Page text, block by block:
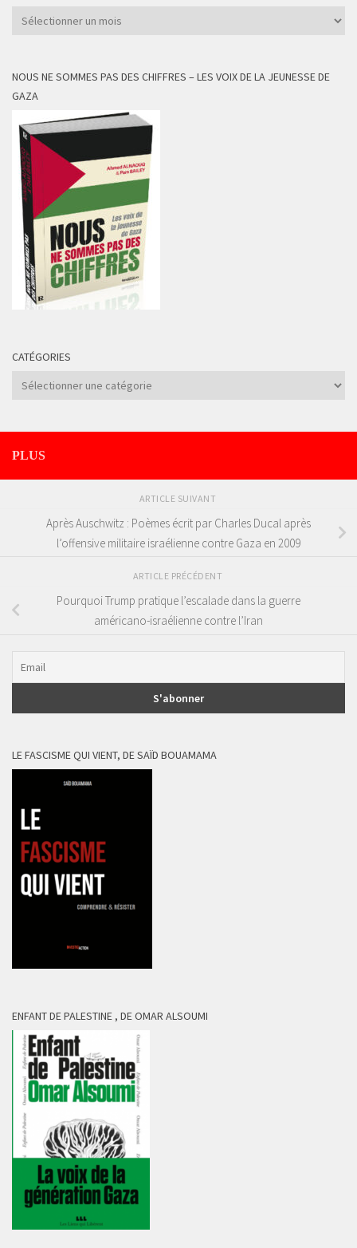
Archives
NOUS NE SOMMES PAS DES CHIFFRES – LES VOIX DE LA JEUNESSE DE
GAZA
CATÉGORIES
Catégories
PLUS
ARTICLE SUIVANT
Après Auschwitz : Poèmes écrit par Charles Ducal après
l’offensive militaire israélienne contre Gaza en 2009
ARTICLE PRÉCÉDENT
Pourquoi Trump pratique l’escalade dans la guerre
américano-israélienne contre l’Iran
LE FASCISME QUI VIENT, DE SAÏD BOUAMAMA
ENFANT DE PALESTINE , DE OMAR ALSOUMI